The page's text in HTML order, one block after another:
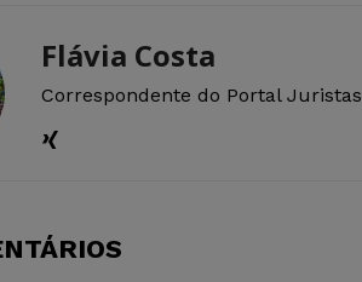
Flávia Costa
Correspondente do Portal Juristas